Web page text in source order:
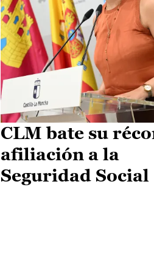
CLM bate su
afiliación a la
Seguridad Social